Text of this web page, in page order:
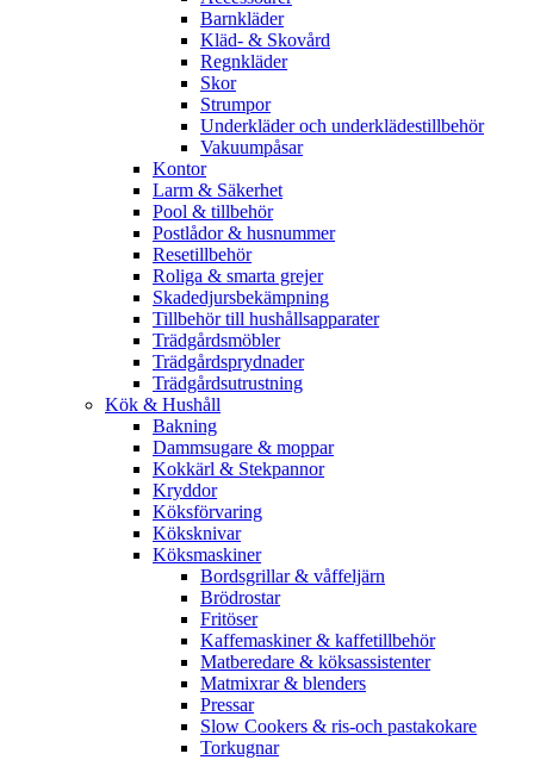
Barnkläder
Kläd- & Skovård
Regnkläder
Skor
Strumpor
Underkläder och underklädestillbehör
Vakuumpåsar
Kontor
Larm & Säkerhet
Pool & tillbehör
Postlådor & husnummer
Resetillbehör
Roliga & smarta grejer
Skadedjursbekämpning
Tillbehör till hushållsapparater
Trädgårdsmöbler
Trädgårdsprydnader
Trädgårdsutrustning
Kök & Hushåll
Bakning
Dammsugare & moppar
Kokkärl & Stekpannor
Kryddor
Köksförvaring
Köksknivar
Köksmaskiner
Bordsgrillar & våffeljärn
Brödrostar
Fritöser
Kaffemaskiner & kaffetillbehör
Matberedare & köksassistenter
Matmixrar & blenders
Pressar
Slow Cookers & ris-och pastakokare
Torkugnar